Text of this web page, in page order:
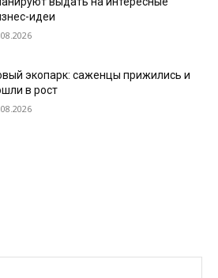
идеи
экопарк: саженцы прижились и
в рост